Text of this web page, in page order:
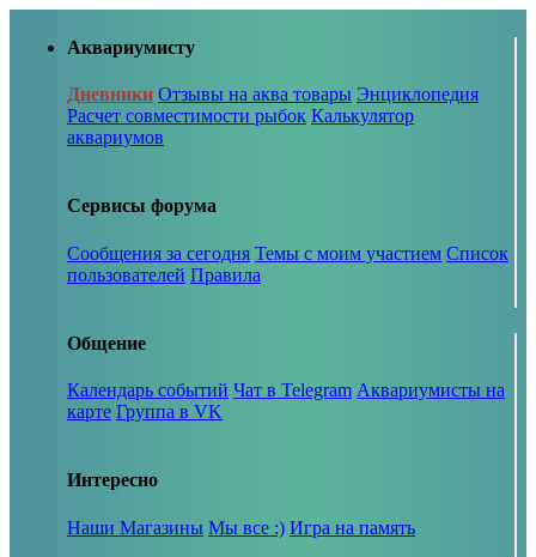
Аквариумисту
Дневники Отзывы на аква товары Энциклопедия
Расчет совместимости рыбок Калькулятор
аквариумов
Сервисы форума
Сообщения за сегодня Темы с моим участием Список
пользователей Правила
Общение
Календарь событий Чат в Telegram Аквариумисты на
карте Группа в VK
Интересно
Наши Магазины Мы все :) Игра на память